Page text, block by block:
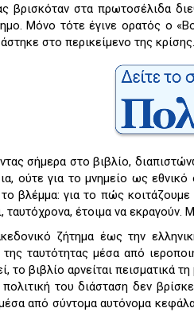
βρισκόταν στα πρωτοσέλιδα
Μόνο τότε έγινε ορατός ο
στο περικείμενο της κρίσης.
σήμερα στο βιβλίο,
ούτε για το μνημείο ως
το βλέμμα: για το πώς
ταυτόχρονα, έτοιμα να εκραγούν.
ζήτημα έως την
της ταυτότητας μέσα από
το βιβλίο αρνείται πεισματικά
του διάσταση δεν
από σύντομα αυτόνομα